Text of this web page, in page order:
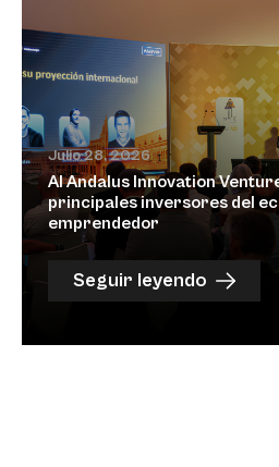
Julio 28, 2026
Al Andalus Innovation
principales inversores del
emprendedor
Seguir leyendo